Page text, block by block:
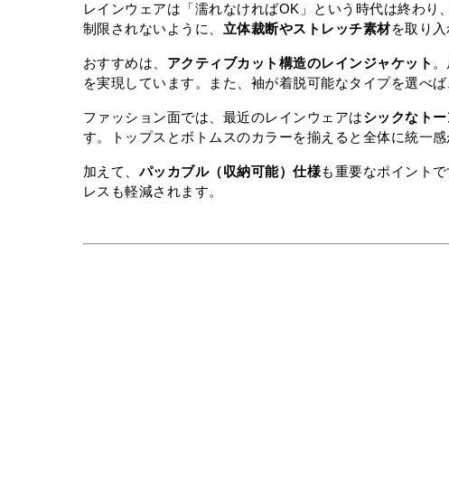
レインウェアは「濡れなければOK」という時代は終わり、
制限されないように、 立体裁断やストレッチ素材を取り
おすすめは、 アクティブカット構造のレインジャケット
を実現しています。また、袖が着脱可能なタイプを選べ
ファッション面では、最近のレインウェアはシックなト
す。トップスとボトムスのカラーを揃えると全体に統一感
加えて、 パッカブル（収納可能）仕様も重要なポイント
レスも軽減されます。